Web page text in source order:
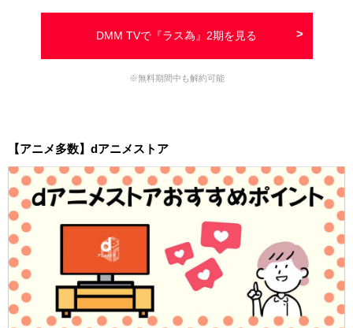
DMM TVで『ラス為』2期を見る
※無料期間中も解約可能
【アニメ多数】dアニメストア